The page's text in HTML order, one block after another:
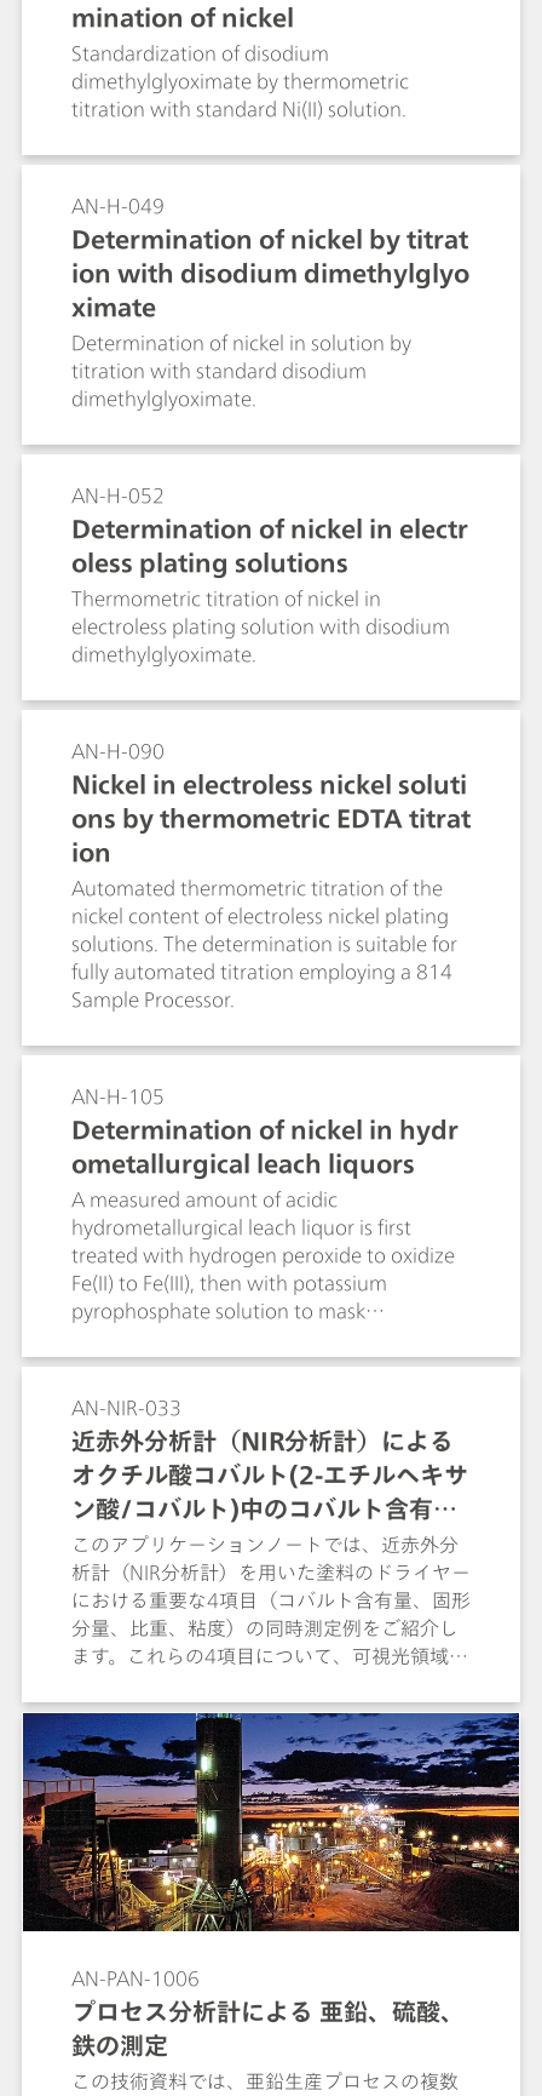
mination of nickel
Standardization of disodium
dimethylglyoximate by thermometric
titration with standard Ni(II) solution.
AN-H-049
Determination of nickel by titrat
ion with disodium dimethylglyo
ximate
Determination of nickel in solution by
titration with standard disodium
dimethylglyoximate.
AN-H-052
Determination of nickel in electr
oless plating solutions
Thermometric titration of nickel in
electroless plating solution with disodium
dimethylglyoximate.
AN-H-090
Nickel in electroless nickel soluti
ons by thermometric EDTA titrat
ion
Automated thermometric titration of the
nickel content of electroless nickel plating
solutions. The determination is suitable for
fully automated titration employing a 814
Sample Processor.
AN-H-105
Determination of nickel in hydr
ometallurgical leach liquors
A measured amount of acidic
hydrometallurgical leach liquor is first
treated with hydrogen peroxide to oxidize
Fe(II) to Fe(III), then with potassium
pyrophosphate solution to mask
ions. Ammonium acetate solution is then
titrated with standardized disodium
dimethylglyoximate to an exothermic
endpoint.
AN-NIR-033
近赤外分析計（NIR分析計）による
オクチル酸コバルト(2-エチルヘキサ
ン酸/コバルト)中のコバルト含有
量、固形分量、比重、粘度の同時定
量分析（塗料関連）
このアプリケーションノートでは、近赤外分
析計（NIR分析計）を用いた塗料のドライヤー
における重要な4項目（コバルト含有量、固形
分量、比重、粘度）の同時測定例をご紹介し
ます。これらの4項目について、可視光領域で
度、固形分量を定量分析します。
AN-PAN-1006
プロセス分析計による 亜鉛、硫酸、
鉄の測定
この技術資料では、亜鉛生産プロセスの複数